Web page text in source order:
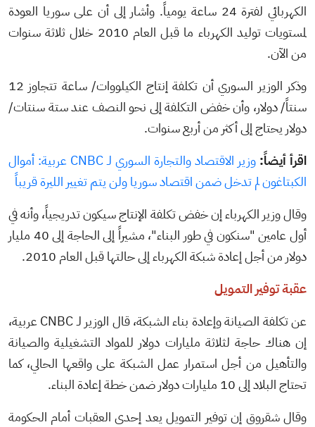
الكهربائي لفترة 24 ساعة يومياً. وأشار إلى أن على سوريا العودة
لمستويات توليد الكهرباء ما قبل العام 2010 خلال ثلاثة سنوات
من الآن.
وذكر الوزير السوري أن تكلفة إنتاج الكيلووات/ ساعة تتجاوز 12
سنتاً/ دولار، وأن خفض التكلفة إلى نحو النصف عند ستة سنتات/
دولار يحتاج إلى أكثر من أربع سنوات.
اقرأ أيضاً:
وزير الاقتصاد والتجارة السوري لـ CNBC عربية: أموال
الكبتاغون لم تدخل ضمن اقتصاد سوريا ولن يتم تغيير الليرة قريباً
وقال وزير الكهرباء إن خفض تكلفة الإنتاج سيكون تدريجياً، وأنه في
أول عامين "سنكون في طور البناء"، مشيراً إلى الحاجة إلى 40 مليار
دولار من أجل إعادة شبكة الكهرباء إلى حالتها قبل العام 2010.
عقبة توفير التمويل
عن تكلفة الصيانة وإعادة بناء الشبكة، قال الوزير لـ CNBC عربية،
إن هناك حاجة لثلاثة مليارات دولار للمواد التشغيلية والصيانة
والتأهيل من أجل استمرار عمل الشبكة على واقعها الحالي، كما
تحتاج البلاد إلى 10 مليارات دولار ضمن خطة إعادة البناء.
وقال شقروق إن توفير التمويل يعد إحدى العقبات أمام الحكومة